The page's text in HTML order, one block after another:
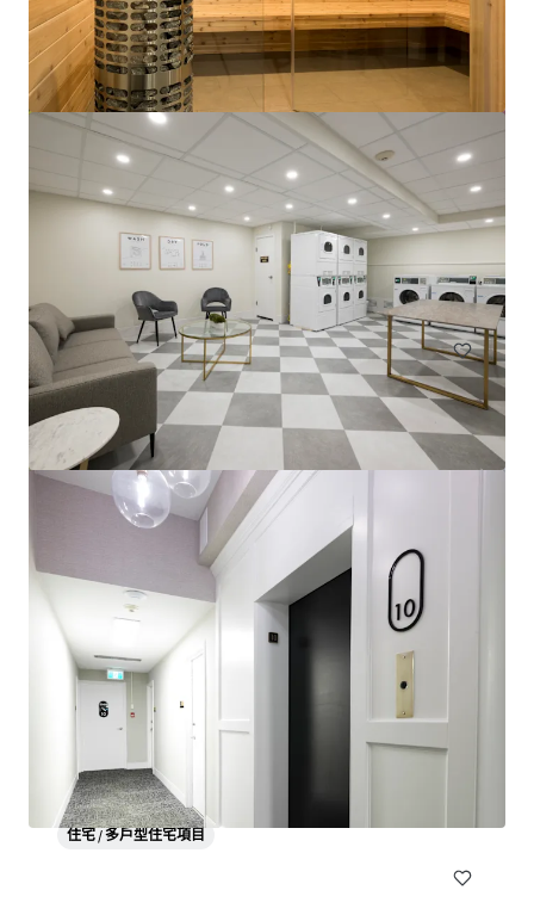
The Duncrest Court and Dunn Park Apartments
6305-6351 Dunn Street, Niagara Falls, ON, L2G 7T9, CA
住宅 / 多戶型住宅項目
Les Résidences André-Laurendeau - 1300 Ducas, Lasalle
1300 Rue Ducas, Montréal, QC, H8N 3B7, CA
61 單位
住宅 / 多戶型住宅項目